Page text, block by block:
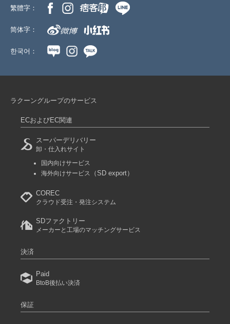
繁體字：
简体字：
한국어：
ラクーングループのサービス
ECおよびEC関連
スーパーデリバリー
卸・仕入れサイト
国内向けサービス
海外向けサービス
（SD export）
COREC
クラウド受注・発注システム
SDファクトリー
メーカーと工場のマッチングサービス
決済
Paid
BtoB後払い決済
保証